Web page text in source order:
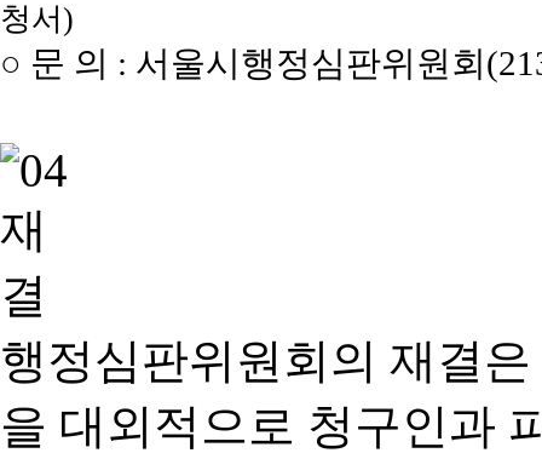
청서)
○ 문 의 : 서울시행정심판위원회
행정심판위원회의 재결
을 대외적으로 청구인과